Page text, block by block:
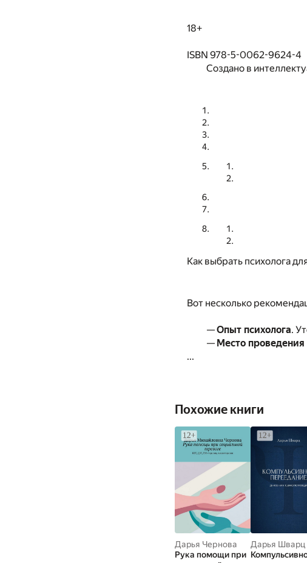
18+
ISBN 978-5-0062-9624-4
Создано в
Как выбрать психолога
Вот несколько
—Опыт психолога.
— Место проведения
...
Похожие книги
Дарья Чернова
Рука помощи при
Дарья Шварц